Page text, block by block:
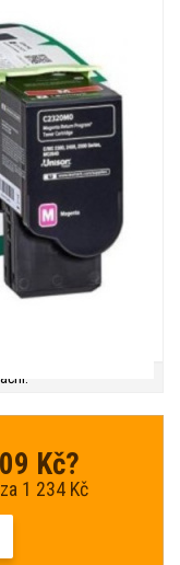
Kč?
1 234 Kč